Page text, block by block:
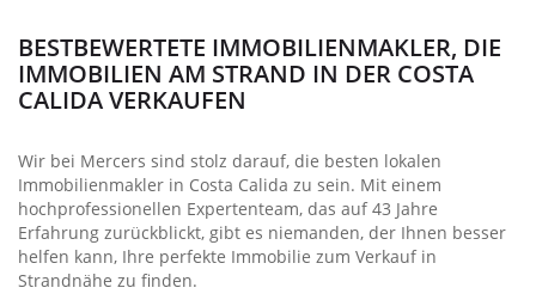
BESTBEWERTETE IMMOBILIENMAKLER, DIE
IMMOBILIEN AM STRAND IN DER COSTA
CALIDA VERKAUFEN
Wir bei Mercers sind stolz darauf, die besten lokalen
Immobilienmakler in Costa Calida zu sein. Mit einem
hochprofessionellen Expertenteam, das auf 43 Jahre
Erfahrung zurückblickt, gibt es niemanden, der Ihnen besser
helfen kann, Ihre perfekte Immobilie zum Verkauf in
Strandnähe zu finden.